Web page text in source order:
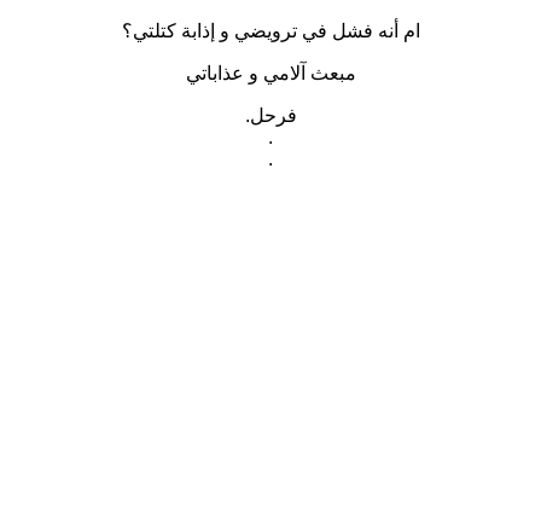
ام أنه فشل في ترويضي و إذابة كتلتي؟
مبعث آلامي و عذاباتي
فرحل.
.
.